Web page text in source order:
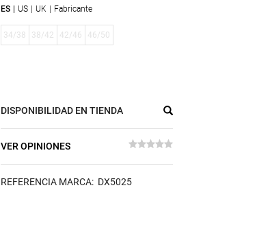
ES US UK Fabricante
34/38 38/42 42/46 46/50
DISPONIBILIDAD EN TIENDA
VER OPINIONES
REFERENCIA MARCA: DX5025